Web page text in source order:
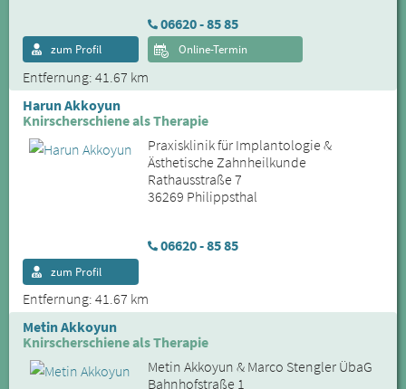
06620 - 85 85
Entfernung: 41.67 km
zum Profil Online-Termin
Harun Akkoyun
Knirscherschiene als Therapie
Praxisklinik für Implantologie &
Ästhetische Zahnheilkunde
Rathausstraße 7
36269 Philippsthal
06620 - 85 85
Entfernung: 41.67 km
zum Profil
Metin Akkoyun
Knirscherschiene als Therapie
Metin Akkoyun & Marco Stengler ÜbaG
Bahnhofstraße 1